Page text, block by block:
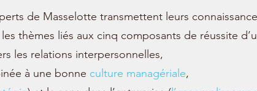
de Masselotte transmettent leurs
thèmes liés aux cinq composants de réussite
les relations interpersonnelles,
à une bonne culture managériale,